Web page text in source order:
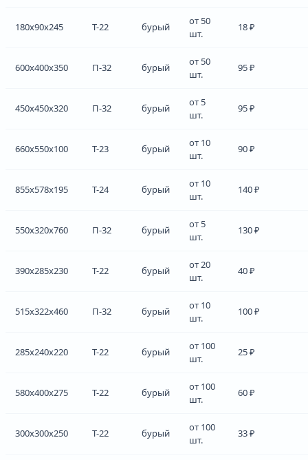
180x90x245 Т-22 бурый
от 50
шт.
18 ₽
600x400x350 П-32 бурый
от 50
шт.
95 ₽
450x450x320 П-32 бурый
от 5
шт.
95 ₽
660x550x100 Т-23 бурый
от 10
шт.
90 ₽
855x578x195 Т-24 бурый
от 10
шт.
140 ₽
550x320x760 П-32 бурый
от 5
шт.
130 ₽
390x285x230 Т-22 бурый
от 20
шт.
40 ₽
515x322x460 П-32 бурый
от 10
шт.
100 ₽
285x240x220 Т-22 бурый
от 100
шт.
25 ₽
580x400x275 Т-22 бурый
от 100
шт.
60 ₽
300x300x250 Т-22 бурый
от 100
шт.
33 ₽